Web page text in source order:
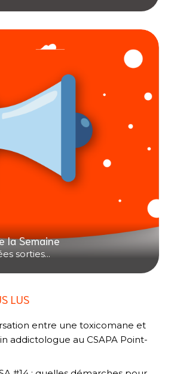
la Semaine
sorties...
LUS
entre une toxicomane et
addictologue au CSAPA Point-